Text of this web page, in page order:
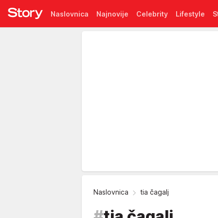
Naslovnica Najnovije Celebrity Lifestyle
Naslovnica tia čagalj